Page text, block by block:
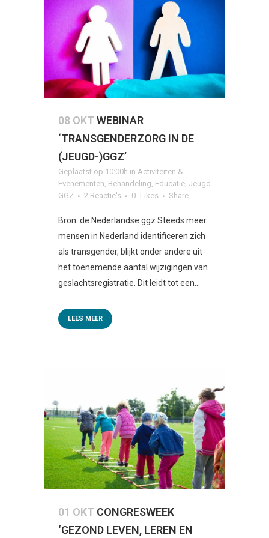
08 OKTWEBINAR
‘TRANSGENDERZORG IN DE
(JEUGD-)GGZ’
Geplaatst op 10:00h in Activiteiten &
Evenementen Behandeling Educatie Jeugd
GGZ
2 Reactie's 0 Likes Share
Bron: de Nederlandse ggz Steeds meer
mensen in Nederland identificeren zich
als transgender, blijkt onder andere uit
het toenemende aantal wijzigingen van
geslachtsregistratie. Dit leidt tot een...
LEES MEER
01 OKT CONGRESWEEK
‘GEZOND LEVEN, LEREN EN